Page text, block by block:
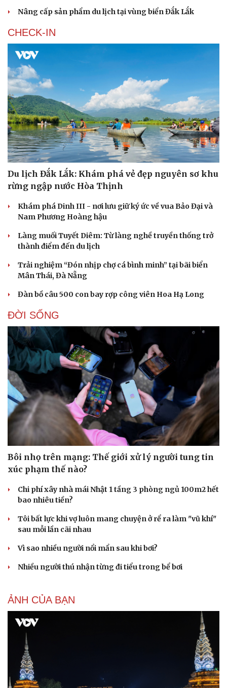
Sân khấu - Điện ảnh
Văn học
Âm nhạc
Di sản
Thời trang
Tư vấn
check-in
Nâng cấp sản phẩm du lịch tại vùng biển Đắk Lắk
CHECK-IN
Du lịch Đắk Lắk: Khám phá vẻ đẹp nguyên sơ khu
rừng ngập nước Hòa Thịnh
Khám phá Dinh III - nơi lưu giữ ký ức về vua Bảo Đại và
Nam Phương Hoàng hậu
Làng muối Tuyết Diêm: Từ làng nghề truyền thống trở
thành điểm đến du lịch
Trải nghiệm “Đón nhịp chợ cá bình minh” tại bãi biển
Mân Thái, Đà Nẵng
Đàn bồ câu 500 con bay rợp công viên Hoa Hạ Long
ĐỜI SỐNG
Bôi nhọ trên mạng: Thế giới xử lý người tung tin
xúc phạm thế nào?
Chi phí xây nhà mái Nhật 1 tầng 3 phòng ngủ 100m2 hết
bao nhiêu tiền?
Tôi bất lực khi vợ luôn mang chuyện ở rể ra làm "vũ khí"
sau mỗi lần cãi nhau
Vì sao nhiều người nổi mẩn sau khi bơi?
Nhiều người thú nhận từng đi tiểu trong bể bơi
ẢNH CỦA BẠN